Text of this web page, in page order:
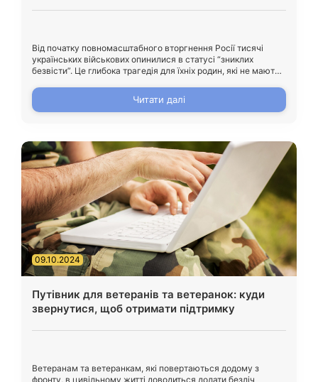
Від початку повномасштабного вторгнення Росії тисячі
українських військових опинилися в статусі “зниклих
безвісти”. Це глибока трагедія для їхніх родин, які не мають
Читати далі
09.10.2024
Путівник для ветеранів та ветеранок: куди
звернутися, щоб отримати підтримку
Ветеранам та ветеранкам, які повертаються додому з
фронту, в цивільному житті доводиться долати безліч